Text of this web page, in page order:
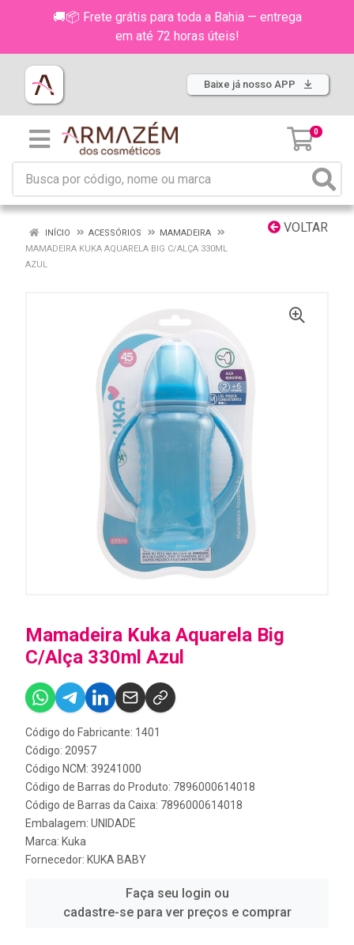
🚚📦 Frete grátis para toda a Bahia — entrega
em até 72 horas úteis!
Baixe já nosso APP
0
VOLTAR
INÍCIO ACESSÓRIOS
MAMADEIRA
MAMADEIRA KUKA AQUARELA BIG C/ALÇA 330ML
AZUL
Mamadeira Kuka Aquarela Big
C/Alça 330ml Azul
Código do Fabricante: 1401
Código: 20957
Código NCM: 39241000
Código de Barras do Produto: 7896000614018
Código de Barras da Caixa: 7896000614018
Embalagem: UNIDADE
Marca: Kuka
Fornecedor: KUKA BABY
Faça seu login ou
cadastre-se para ver preços e comprar